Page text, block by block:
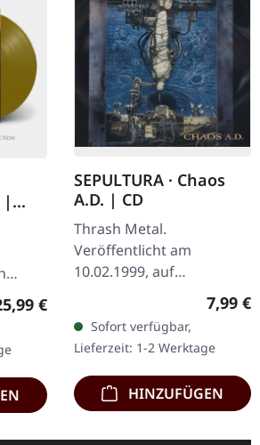
|
Preis:
€
SEPULTURA · Chaos
A.D. | CD
Thrash Metal.
Veröffentlicht am
10.02.1999, auf
Roadrunner Records. CD
im Jewelcase mit 16-
seitigem Booklet. Es gibt
Alben, die einfach alles…
7,99 €
Sofort verfügbar,
Lieferzeit: 1-2 Werktage
HINZUFÜGEN